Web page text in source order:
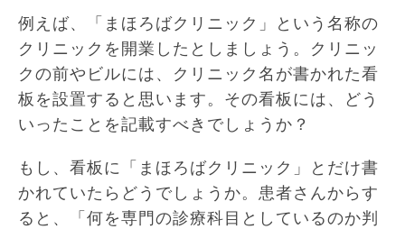
例えば、「まほろばクリニック」という名称の
クリニックを開業したとしましょう。クリニッ
クの前やビルには、クリニック名が書かれた看
板を設置すると思います。その看板には、どう
いったことを記載すべきでしょうか？
もし、看板に「まほろばクリニック」とだけ書
かれていたらどうでしょうか。患者さんからす
ると、「何を専門の診療科目としているのか判